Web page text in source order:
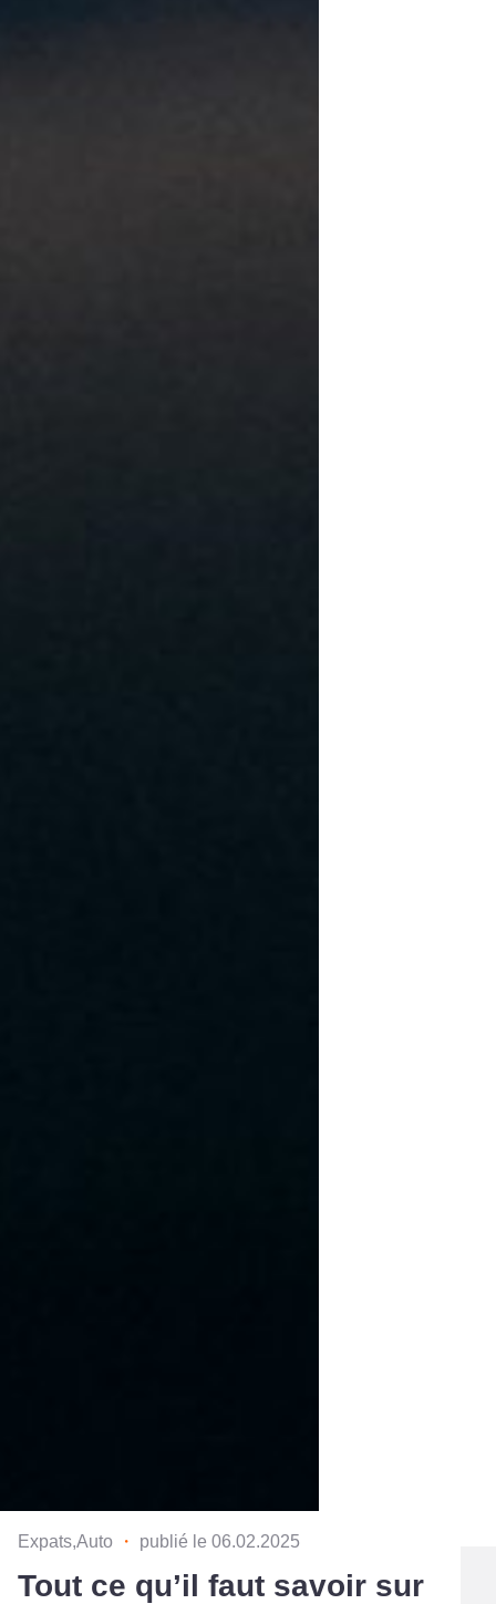
Expats,Auto ・ publié le 06.02.2025
Tout ce qu’il faut savoir sur